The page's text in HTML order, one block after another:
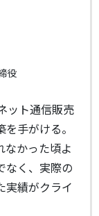
役
ット通信販売
手がける。
なかった頃よ
なく、実際の
実績がクライ